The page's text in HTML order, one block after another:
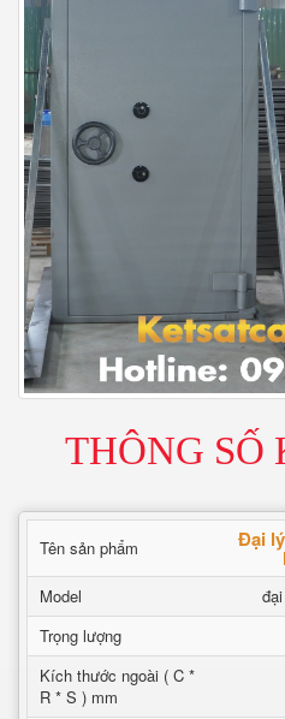
THÔNG SỐ
Tên sản phẩm Đại
Model
Trọng lượng
Kích thước ngoài ( C *
R * S ) mm